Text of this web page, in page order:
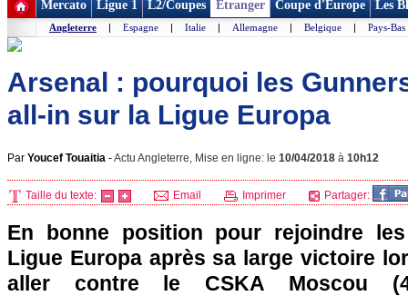
Mercato Ligue 1 L2/Coupes Etranger Coupe d'Europe Les
Angleterre | Espagne | Italie | Allemagne | Belgique | Pays-Bas
Arsenal : pourquoi les
all-in sur la Ligue Europa
Par Youcef Touaitia -Actu Angleterre, Mise en ligne: le 10/04/2018 à 10h12
Taille du texte: Email Imprimer Partager:
En bonne position pour rejoindre
Ligue Europa après sa large victoire
aller contre le CSKA Moscou